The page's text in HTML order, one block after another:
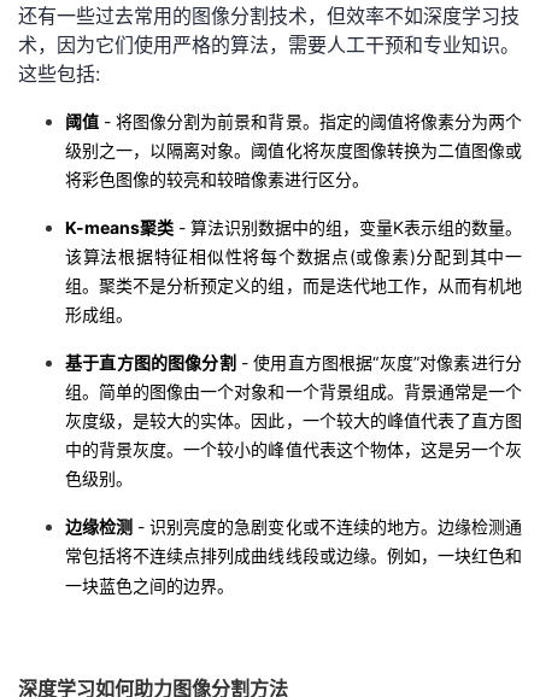
还有一些过去常用的图像分割技术，但效率不如深度学习技
术，因为它们使用严格的算法，需要人工干预和专业知识。
这些包括:
阈值 - 将图像分割为前景和背景。指定的阈值将像素分为两个
级别之一，以隔离对象。阈值化将灰度图像转换为二值图像或
将彩色图像的较亮和较暗像素进行区分。
K-means聚类 - 算法识别数据中的组，变量K表示组的数量。
该算法根据特征相似性将每个数据点(或像素)分配到其中一
组。聚类不是分析预定义的组，而是迭代地工作，从而有机地
形成组。
基于直方图的图像分割 - 使用直方图根据“灰度”对像素进行分
组。简单的图像由一个对象和一个背景组成。背景通常是一个
灰度级，是较大的实体。因此，一个较大的峰值代表了直方图
中的背景灰度。一个较小的峰值代表这个物体，这是另一个灰
色级别。
边缘检测 - 识别亮度的急剧变化或不连续的地方。边缘检测通
常包括将不连续点排列成曲线线段或边缘。例如，一块红色和
一块蓝色之间的边界。
深度学习如何助力图像分割方法